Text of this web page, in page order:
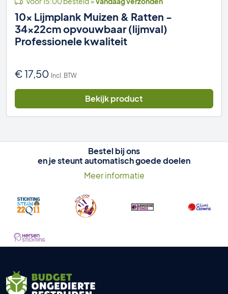
10x Lijmplank Muizen & Ratten -
34x22cm opvouwbaar (lijmval)
Professionele kwaliteit
€17,50 Incl. BTW
Bekijk product
Bestel bij ons
en je steunt automatisch goede doelen
Meer informatie